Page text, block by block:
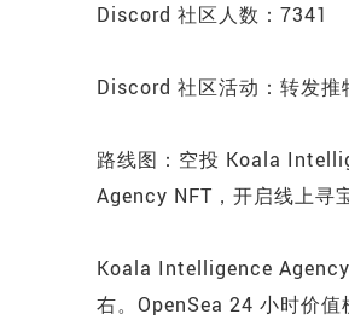
Discord 社区人数：7341
Discord 社区活动：转发
路线图：空投 Koala
Agency NFT，开启线上寻
Koala Intelligence
右。OpenSea 24 小时价